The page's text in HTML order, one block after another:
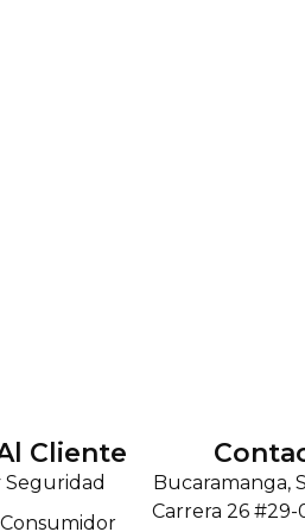
Cliente
Seguridad
Bucaramanga,
Carrera 26 #29-